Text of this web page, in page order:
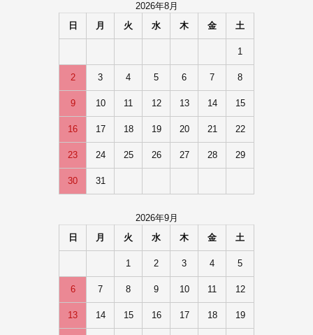
2026年8月
日
月 火 水 木 金 土
1
2 3 4 5 6 7 8
9 10 11 12 13 14 15
16 17 18 19 20 21 22
23 24 25 26 27 28 29
30 31
2026年9月
日
月 火 水 木 金 土
1 2 3 4 5
6 7 8 9 10 11 12
13 14 15 16 17 18 19